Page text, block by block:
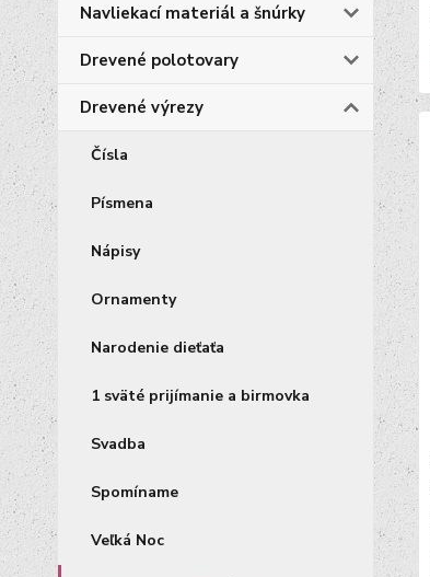
Navliekací materiál a šnúrky
Drevené polotovary
Drevené výrezy
Čísla
Písmena
Nápisy
Ornamenty
Narodenie dieťaťa
1 sväté prijímanie a birmovka
Svadba
Spomíname
Veľká Noc